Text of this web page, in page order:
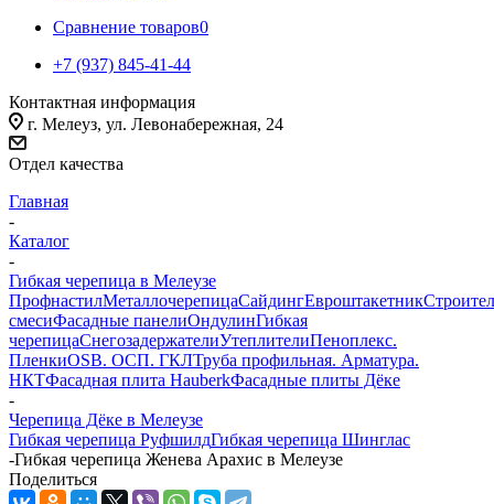
Сравнение товаров0
+7 (937) 845-41-44
Контактная информация
г. Мелеуз, ул. Левонабережная, 24
Отдел качества
Главная
-
Каталог
-
Гибкая черепица в Мелеузе
ПрофнастилМеталлочерепицаСайдингЕвроштакетник
смесиФасадные панелиОндулинГибкая
черепицаСнегозадержателиУтеплителиПеноплекс.
ПленкиOSB. ОСП. ГКЛТруба профильная. Арматура.
НКТФасадная плита HauberkФасадные плиты Дёке
-
Черепица Дёке в Мелеузе
Гибкая черепица РуфшилдГибкая черепица Шинглас
-Гибкая черепица Женева Арахис в Мелеузе
Поделиться